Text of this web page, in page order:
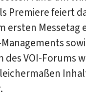
Premiere feiert
ersten
VOI-Forums